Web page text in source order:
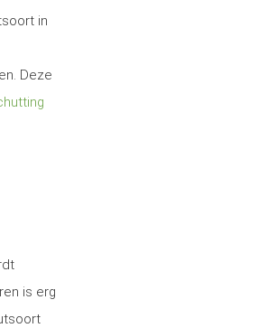
in
Deze
is erg